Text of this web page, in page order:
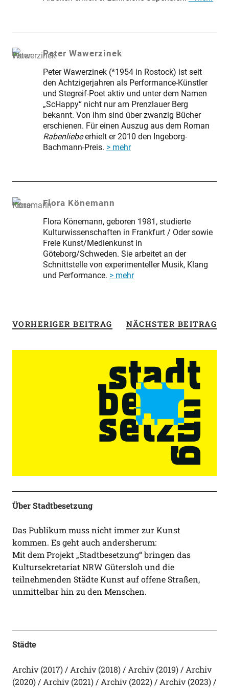
Peter Wawerzinek
Peter Wawerzinek (*1954 in Rostock) ist seit
den Achtzigerjahren als Performance-Künstler
und Stegreif-Poet aktiv und unter dem Namen
„ScHappy“ nicht nur am Prenzlauer Berg
bekannt. Von ihm sind über zwanzig Bücher
erschienen. Für einen Auszug aus dem Roman
Rabenliebeerhielt er 2010 den Ingeborg-
Bachmann-Preis. > mehr
Flora Könemann
Flora Könemann, geboren 1981, studierte
Kulturwissenschaften in Frankfurt / Oder sowie
Freie Kunst/Medienkunst in
Göteborg/Schweden. Sie arbeitet an der
Schnittstelle von experimenteller Musik, Klang
und Performance. > mehr
VORHERIGER BEITRAG NÄCHSTER BEITRAG
Über Stadtbesetzung
Das Publikum muss nicht immer zur Kunst
kommen. Es geht auch andersherum:
Mit dem Projekt „Stadtbesetzung“ bringen das
Kultursekretariat NRW Gütersloh und die
teilnehmenden Städte Kunst auf offene Straßen,
unmittelbar hin zu den Menschen.
Städte
Archiv (2017) Archiv (2018) Archiv (2019)
Archiv
(2020)
Archiv (2021) Archiv (2022)
Archiv (2023)